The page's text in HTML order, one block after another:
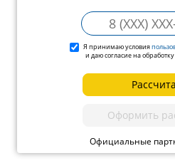
Я принимаю условия
и даю согласие на
Оформить
Официальные